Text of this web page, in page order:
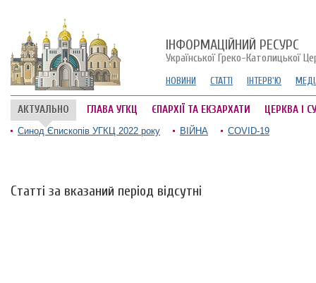
ІНФОРМАЦІЙНИЙ РЕСУРС
Української Греко-Католицької
НОВИНИ СТАТТІ ІНТЕРВ'Ю
АКТУАЛЬНО ГЛАВА УГКЦ ЄПАРХІЇ ТА ЕКЗАРХАТИ ЦЕРКВА І
Синод Єпископів УГКЦ 2022 року ВІЙНА COVID-19
Статті за вказаний період відсутні